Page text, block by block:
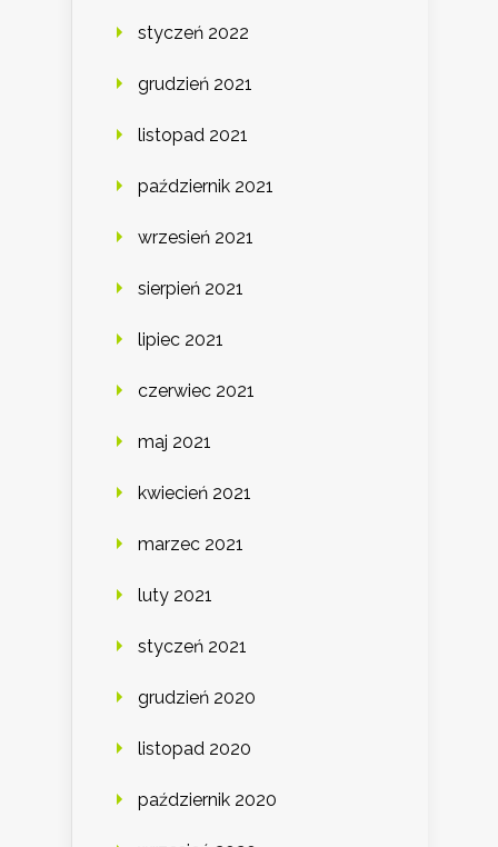
styczeń 2022
grudzień 2021
listopad 2021
październik 2021
wrzesień 2021
sierpień 2021
lipiec 2021
czerwiec 2021
maj 2021
kwiecień 2021
marzec 2021
luty 2021
styczeń 2021
grudzień 2020
listopad 2020
październik 2020